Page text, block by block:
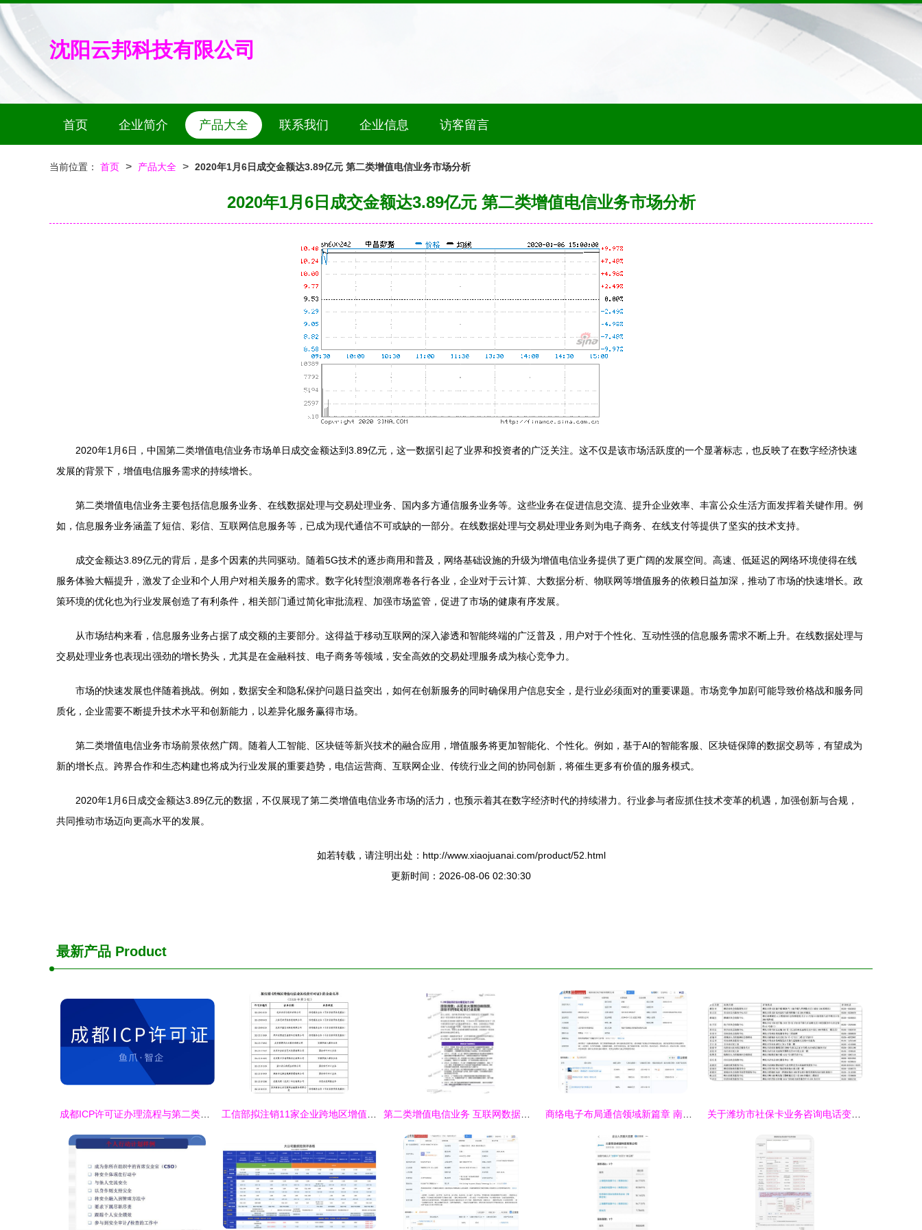
沈阳云邦科技有限公司
首页 企业简介 产品大全 联系我们 企业信息 访客留言
当前位置： 首页 > 产品大全 > 2020年1月6日成交金额达3.89亿元 第二类增值电信业务市场分析
2020年1月6日成交金额达3.89亿元 第二类增值电信业务市场分析
2020年1月6日，中国第二类增值电信业务市场单日成交金额达到3.89亿元，这一数据引起了业界和投资者的广泛关注。这不仅是该市场活跃度的一个显著标志，也反映了在数字经济快速
发展的背景下，增值电信服务需求的持续增长。
第二类增值电信业务主要包括信息服务业务、在线数据处理与交易处理业务、国内多方通信服务业务等。这些业务在促进信息交流、提升企业效率、丰富公众生活方面发挥着关键作用。例
如，信息服务业务涵盖了短信、彩信、互联网信息服务等，已成为现代通信不可或缺的一部分。在线数据处理与交易处理业务则为电子商务、在线支付等提供了坚实的技术支持。
成交金额达3.89亿元的背后，是多个因素的共同驱动。随着5G技术的逐步商用和普及，网络基础设施的升级为增值电信业务提供了更广阔的发展空间。高速、低延迟的网络环境使得在线
服务体验大幅提升，激发了企业和个人用户对相关服务的需求。数字化转型浪潮席卷各行各业，企业对于云计算、大数据分析、物联网等增值服务的依赖日益加深，推动了市场的快速增长。政
策环境的优化也为行业发展创造了有利条件，相关部门通过简化审批流程、加强市场监管，促进了市场的健康有序发展。
从市场结构来看，信息服务业务占据了成交额的主要部分。这得益于移动互联网的深入渗透和智能终端的广泛普及，用户对于个性化、互动性强的信息服务需求不断上升。在线数据处理与
交易处理业务也表现出强劲的增长势头，尤其是在金融科技、电子商务等领域，安全高效的交易处理服务成为核心竞争力。
市场的快速发展也伴随着挑战。例如，数据安全和隐私保护问题日益突出，如何在创新服务的同时确保用户信息安全，是行业必须面对的重要课题。市场竞争加剧可能导致价格战和服务同
质化，企业需要不断提升技术水平和创新能力，以差异化服务赢得市场。
第二类增值电信业务市场前景依然广阔。随着人工智能、区块链等新兴技术的融合应用，增值服务将更加智能化、个性化。例如，基于AI的智能客服、区块链保障的数据交易等，有望成为
新的增长点。跨界合作和生态构建也将成为行业发展的重要趋势，电信运营商、互联网企业、传统行业之间的协同创新，将催生更多有价值的服务模式。
2020年1月6日成交金额达3.89亿元的数据，不仅展现了第二类增值电信业务市场的活力，也预示着其在数字经济时代的持续潜力。行业参与者应抓住技术变革的机遇，加强创新与合规，
共同推动市场迈向更高水平的发展。
如若转载，请注明出处：http://www.xiaojuanai.com/product/52.html
更新时间：2026-08-06 02:30:30
最新产品 Product